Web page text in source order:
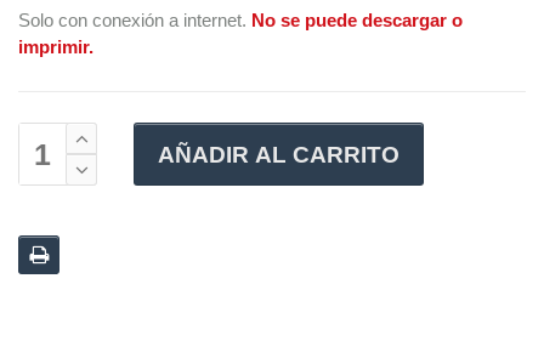
Solo con conexión a internet. No se puede descargar o
imprimir.
AÑADIR AL CARRITO